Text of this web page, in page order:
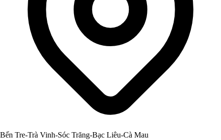
Bến Tre-Trà Vinh-Sóc Trăng-Bạc Liêu-Cà Mau